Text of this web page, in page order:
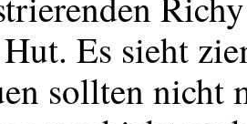
Hut. Es sieht
sollten nicht